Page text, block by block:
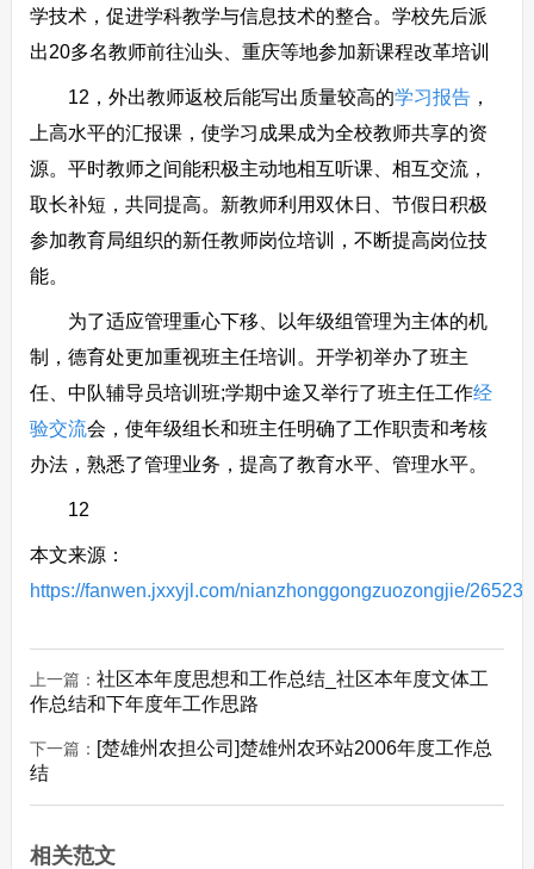
学技术，促进学科教学与信息技术的整合。学校先后派
出20多名教师前往汕头、重庆等地参加新课程改革培训
12，外出教师返校后能写出质量较高的学习报告，
上高水平的汇报课，使学习成果成为全校教师共享的资
源。平时教师之间能积极主动地相互听课、相互交流，
取长补短，共同提高。新教师利用双休日、节假日积极
参加教育局组织的新任教师岗位培训，不断提高岗位技
能。
为了适应管理重心下移、以年级组管理为主体的机
制，德育处更加重视班主任培训。开学初举办了班主
任、中队辅导员培训班;学期中途又举行了班主任工作经
验交流会，使年级组长和班主任明确了工作职责和考核
办法，熟悉了管理业务，提高了教育水平、管理水平。
12
本文来源：
https://fanwen.jxxyjl.com/nianzhonggongzuozongjie/
上一篇： 社区本年度思想和工作总结_社区本年度文体工
作总结和下年度年工作思路
下一篇： [楚雄州农担公司]楚雄州农环站2006年度工作总
结
相关范文